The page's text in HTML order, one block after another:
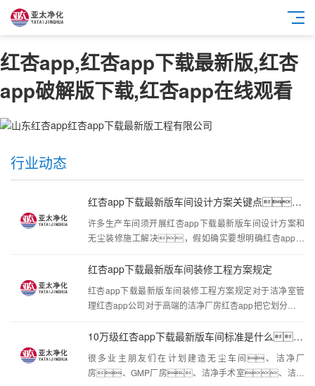
红杏app,红杏app下载最新版,红杏
app破解版下载,红杏app在线观看
行业动态
红杏app下载最新版车间设计方案关键点，一站式服务为···
许多生产车间须开展红杏app下载最新版车间设计方案和
无尘装修施工解决，假如确实要想明确红杏app下
当清楚红杏app下载最新版车间设计关键点，设计解
果。通风风管的设计方案规范，由于红
杏app下载最新版车间设计方案中，须应用到非
红杏app下载最新版车间装修工程方案规定
红杏app下载最新版车间装修工程方案规定对于洁净室管
理红杏app公司对于高端的洁净厂房红杏app把它划分成五
建筑物进行封闭，如果施工单位没有封
厂房是在封闭的空间进行施工，这样的目的是减
少灰尘带入洁净车间。主要的施工内容是对所有产
10万级红杏app下载最新版车间标准是什么？十万级无···
很多业主朋友们在计划建造无尘车间、洁净厂
房、GMP厂房、洁净手术室、洁净